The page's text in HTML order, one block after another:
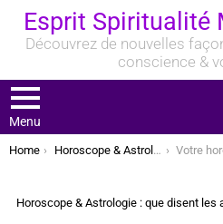
Esprit Spiritualité
Découvrez de nouvelles
conscience &
Menu
You are here:
Home Horoscope & Astrologie : que disent les astres ? Votre horoscope de la semaine indique qu’une
Horoscope & Astrologie : que disent les